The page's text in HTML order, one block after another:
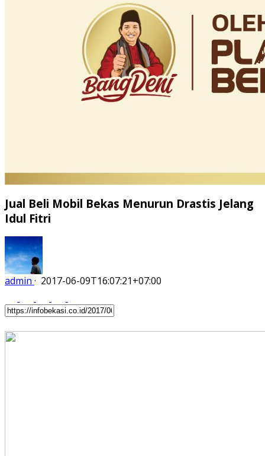
Jual Beli Mobil Bekas Menurun Drastis Jelang
Idul Fitri
admin · 2017-06-09T16:07:21+07:00